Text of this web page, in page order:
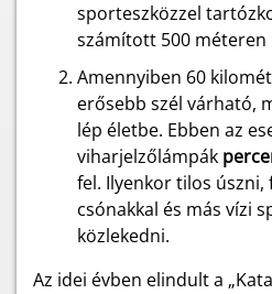
sporteszközzel
számított 500 méteren
Amennyiben 60
erősebb szél várható,
lép életbe. Ebben az
viharjelzőlámpák
fel. Ilyenkor tilos úszni,
csónakkal és más vízi
közlekedni.
Az idei évben elindult a